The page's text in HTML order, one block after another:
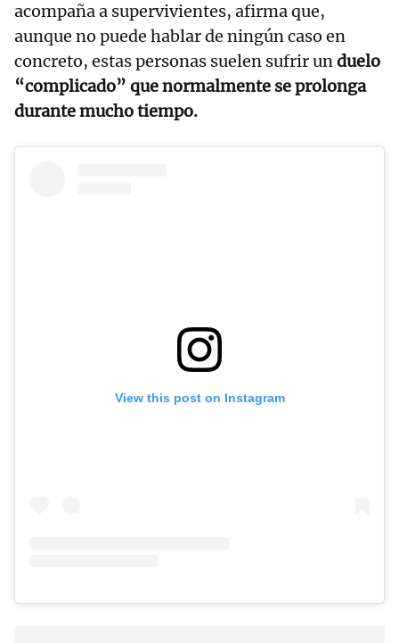
acompaña a supervivientes, afirma que,
aunque no puede hablar de ningún caso en
concreto, estas personas suelen sufrir unduelo
“complicado” que normalmente se prolonga
durante mucho tiempo.
View this post on Instagram